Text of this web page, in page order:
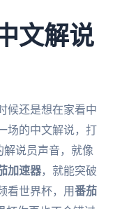
文解说
候还是想在家看中
场的中文解说，打
说员声音，就像
加速器，就能突破
看世界杯，用番茄